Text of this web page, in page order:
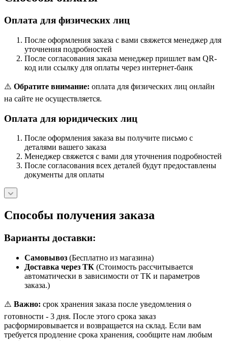
Оплата для физических лиц
После оформления заказа с вами свяжется менеджер для
уточнения подробностей
После согласования заказа менеджер пришлет вам QR-
код или ссылку для оплаты через интернет-банк
⚠️ Обратите внимание: оплата для физических лиц онлайн
на сайте не осуществляется.
Оплата для юридических лиц
После оформления заказа вы получите письмо с
деталями вашего заказа
Менеджер свяжется с вами для уточнения подробностей
После согласования всех деталей будут предоставлены
документы для оплаты
Способы получения заказа
Варианты доставки:
Самовывоз (Бесплатно из магазина)
Доставка через ТК (Стоимость рассчитывается
автоматически в зависимости от ТК и параметров
заказа.)
⚠️ Важно: срок хранения заказа после уведомления о
готовности - 3 дня. После этого срока заказ
расформировывается и возвращается на склад. Если вам
требуется продление срока хранения, сообщите нам любым